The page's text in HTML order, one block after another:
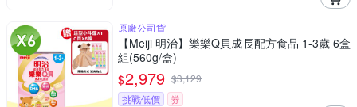
原廠公司貨
【Meiji 明治】樂樂Q貝成長配方食品 1-3歲 6盒
組(560g/盒)
$2,979 $3,129
挑戰低價
券